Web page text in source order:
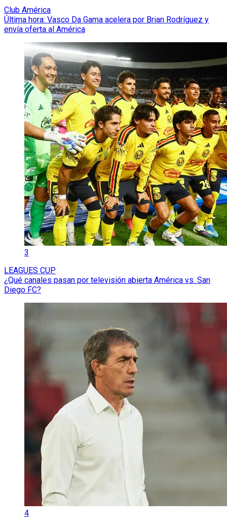
Club América
Última hora: Vasco Da Gama acelera por Brian Rodríguez y
envía oferta al América
3
LEAGUES CUP
¿Qué canales pasan por televisión abierta América vs. San
Diego FC?
4